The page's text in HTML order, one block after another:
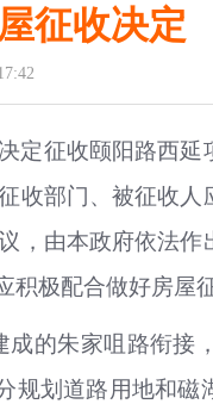
征收决定
定征收颐阳路西
部门、被征收人
，由本政府依法
极配合做好房屋
的朱家咀路衔接
规划道路用地和